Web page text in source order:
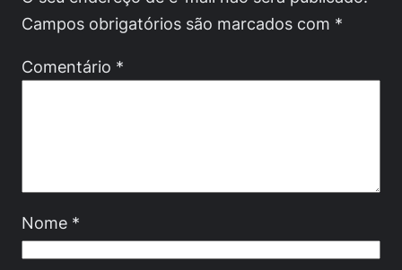
Campos obrigatórios são marcados com *
Comentário *
Nome *